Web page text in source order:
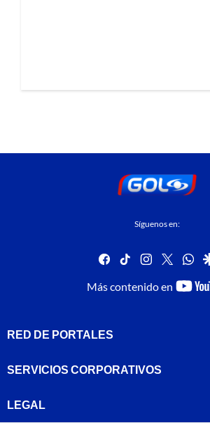
Síguenos en:
facebook
tiktok instagram
twitter
Más contenido en
RED DE PORTALES
SERVICIOS CORPORATIVOS
LEGAL